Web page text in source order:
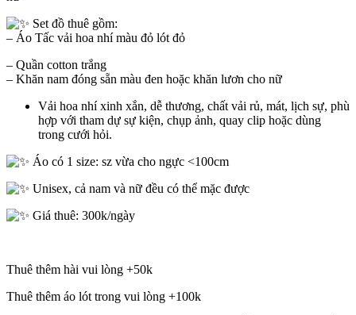
Set đồ thuê gồm:
– Áo Tấc vải hoa nhí màu đỏ lót đỏ
– Quần cotton trắng
– Khăn nam đóng sẵn màu đen hoặc khăn lươn cho nữ
Vải hoa nhí xinh xắn, dễ thương, chất vải rủ, mát, lịch sự, phù
hợp với tham dự sự kiện, chụp ảnh, quay clip hoặc dùng
trong cưới hỏi.
Áo có 1 size: sz vừa cho ngực <100cm
Unisex, cả nam và nữ đều có thể mặc được
Giá thuê: 300k/ngày
Thuê thêm hài vui lòng +50k
Thuê thêm áo lót trong vui lòng +100k